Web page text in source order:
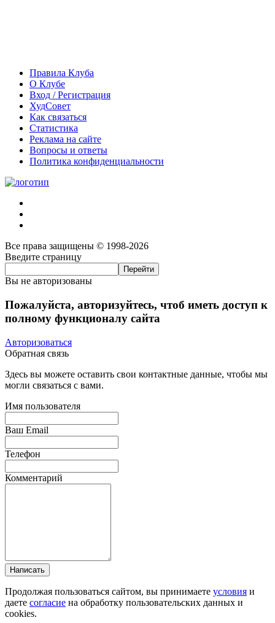
Правила Клуба
О Клубе
Вход / Регистрация
ХудСовет
Как связаться
Статистика
Реклама на сайте
Вопросы и ответы
Политика конфиденциальности
Все права защищены © 1998-2026
Введите страницу
Вы не авторизованы
Пожалуйста, авторизуйтесь, чтоб иметь доступ к
полному функционалу сайта
Авторизоваться
Обратная связь
Здесь вы можете оставить свои контактные данные, чтобы мы
могли связаться с вами.
Имя пользователя
Ваш Email
Телефон
Комментарий
Написать
Продолжая пользоваться сайтом, вы принимаете условия и
даете согласие на обработку пользовательских данных и
cookies.